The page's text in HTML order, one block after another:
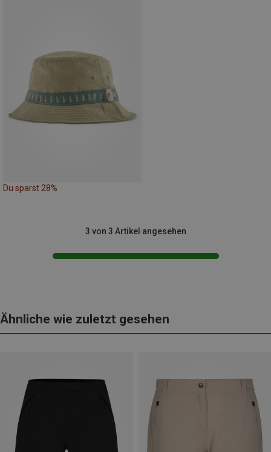
Du sparst 28%
3 von 3 Artikel angesehen
Ähnliche wie zuletzt gesehen